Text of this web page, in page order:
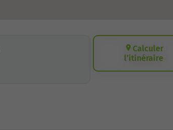
Calculer
l’itinéraire